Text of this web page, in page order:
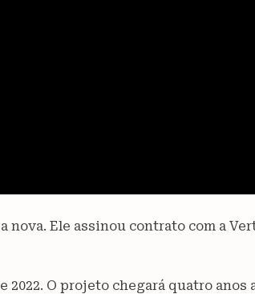
Ele assinou contrato com a
O projeto chegará quatro anos